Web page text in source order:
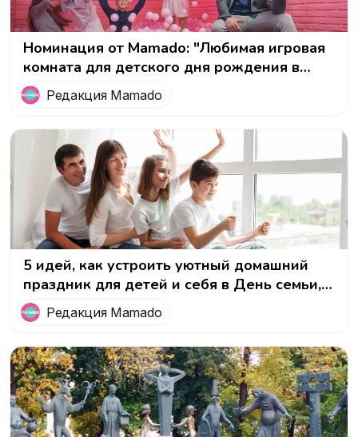
Номинация от Mamado: "Любимая игровая
комната для детского дня рождения в
Москве"Редакция Mamado
5 идей, как устроить уютный домашний
праздник для детей и себя в День семьи,
любви и верности
Редакция Mamado